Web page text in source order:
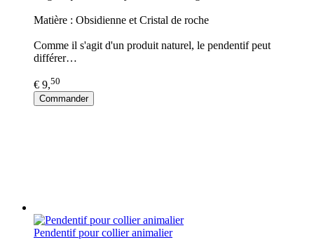
Matière : Obsidienne et Cristal de roche
Comme il s'agit d'un produit naturel, le pendentif peut
différer…
€ 9,50
Commander
Pendentif pour collier animalier